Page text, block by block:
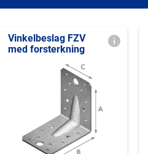
Vinkelbeslag FZV
med forsterkning